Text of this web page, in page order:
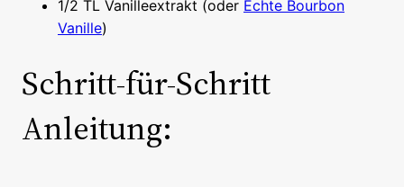
1/2 TL Vanilleextrakt (oder Echte Bourbon
Vanille)
Schritt-für-Schritt
Anleitung: